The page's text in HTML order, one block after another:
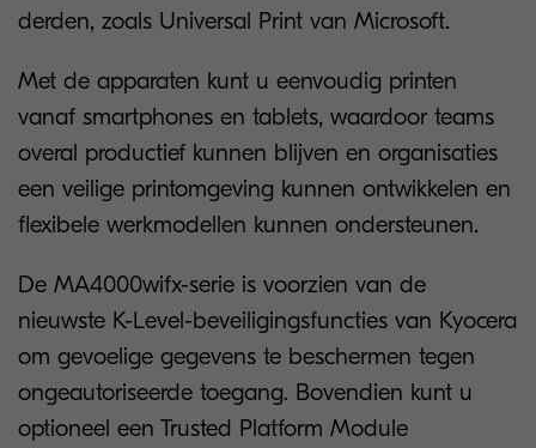
derden, zoals Universal Print van Microsoft.
Met de apparaten kunt u eenvoudig printen
vanaf smartphones en tablets, waardoor teams
overal productief kunnen blijven en organisaties
een veilige printomgeving kunnen ontwikkelen en
flexibele werkmodellen kunnen ondersteunen.
De MA4000wifx-serie is voorzien van de
nieuwste K-Level-beveiligingsfuncties van Kyocera
om gevoelige gegevens te beschermen tegen
ongeautoriseerde toegang. Bovendien kunt u
optioneel een Trusted Platform Module